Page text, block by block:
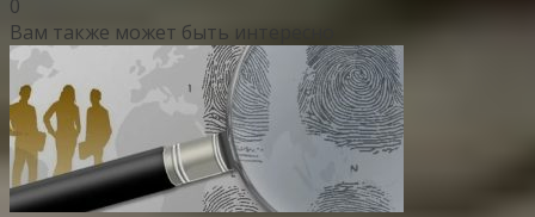
0
Вам также может быть интересно